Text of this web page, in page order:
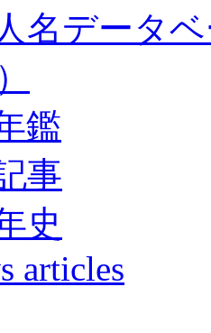
名データ
鑑
事
史
articles